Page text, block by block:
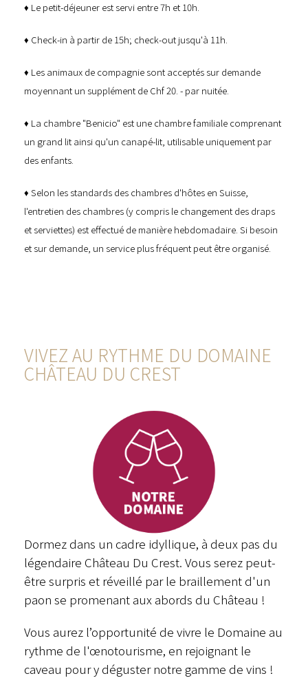
♦ Le petit-déjeuner est servi entre 7h et 10h.
♦ Check-in à partir de 15h; check-out jusqu'à 11h.
♦ Les animaux de compagnie sont acceptés sur demande
moyennant un supplément de Chf 20. - par nuitée.
♦ La chambre "Benicio" est une chambre familiale comprenant
un grand lit ainsi qu'un canapé-lit, utilisable uniquement par
des enfants.
♦ Selon les standards des chambres d'hôtes en Suisse,
l'entretien des chambres (y compris le changement des draps
et serviettes) est effectué de manière hebdomadaire. Si besoin
et sur demande, un service plus fréquent peut être organisé.
VIVEZ AU RYTHME DU DOMAINE
CHÂTEAU DU CREST
Dormez dans un cadre idyllique, à deux pas du
légendaire Château Du Crest. Vous serez peut-
être surpris et réveillé par le braillement d'un
paon se promenant aux abords du Château !
Vous aurez l’opportunité de vivre le Domaine au
rythme de l'œnotourisme, en rejoignant le
caveau pour y déguster notre gamme de vins !